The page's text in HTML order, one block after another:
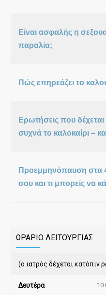
Είναι ασφαλής η
παραλία;
Πώς επηρεάζει το
Ερωτήσεις που
συχνά το καλοκαίρι –
Προεμμηνόπαυση στα
σου και τι μπορείς να
ΩΡΑΡΙΟ ΛΕΙΤΟΥΡΓΙΑΣ
(ο ιατρός δέχεται κατόπιν
Δευτέρα